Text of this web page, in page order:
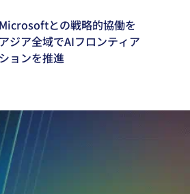
との戦略的協働を
ジア全域でAIフロンティア
ョンを推進